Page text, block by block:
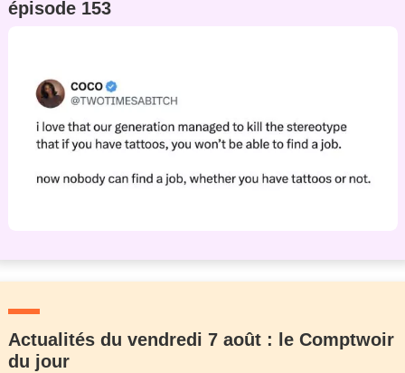
épisode 153
Actualités du vendredi 7 août : le Comptwoir
du jour